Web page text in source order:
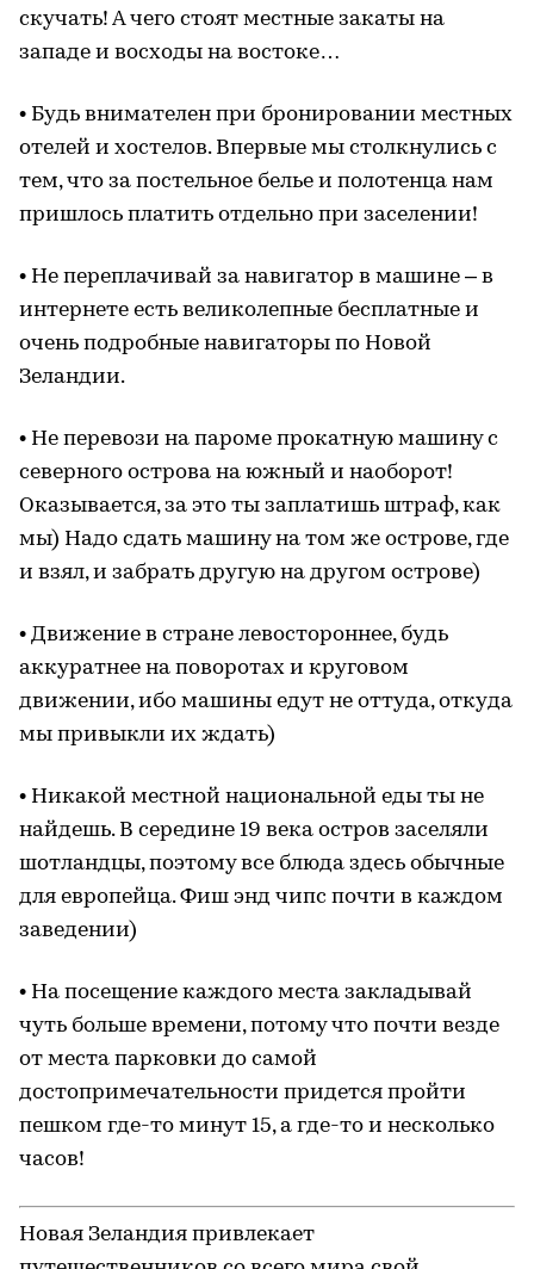
скучать! А чего стоят местные закаты на
западе и восходы на востоке…
• Будь внимателен при бронировании местных
отелей и хостелов. Впервые мы столкнулись с
тем, что за постельное белье и полотенца нам
пришлось платить отдельно при заселении!
• Не переплачивай за навигатор в машине – в
интернете есть великолепные бесплатные и
очень подробные навигаторы по Новой
Зеландии.
• Не перевози на пароме прокатную машину с
северного острова на южный и наоборот!
Оказывается, за это ты заплатишь штраф, как
мы) Надо сдать машину на том же острове, где
и взял, и забрать другую на другом острове)
• Движение в стране левостороннее, будь
аккуратнее на поворотах и круговом
движении, ибо машины едут не оттуда, откуда
мы привыкли их ждать)
• Никакой местной национальной еды ты не
найдешь. В середине 19 века остров заселяли
шотландцы, поэтому все блюда здесь обычные
для европейца. Фиш энд чипс почти в каждом
заведении)
• На посещение каждого места закладывай
чуть больше времени, потому что почти везде
от места парковки до самой
достопримечательности придется пройти
пешком где-то минут 15, а где-то и несколько
часов!
Новая Зеландия привлекает